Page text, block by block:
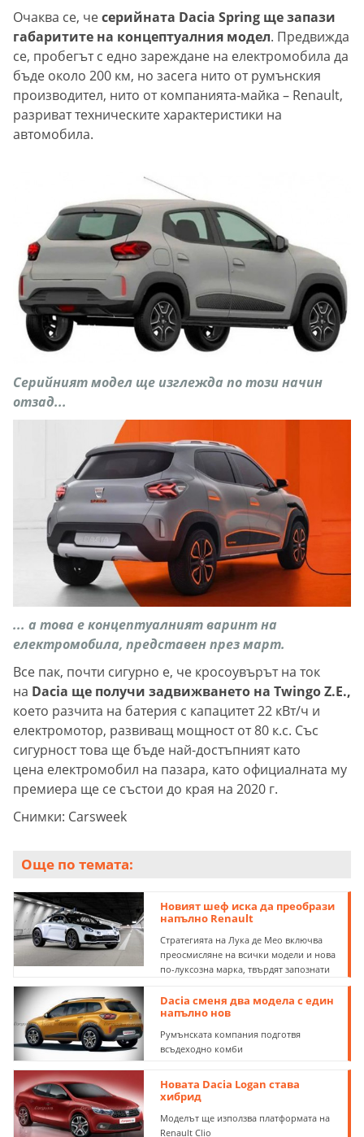
Очаква се, чесерийната Dacia Spring ще запази
габаритите на концептуалния модел. Предвижда
се, пробегът с едно зареждане на електромобила да
бъде около 200 км, но засега нито от румънския
производител, нито от компанията-майка – Renault,
разриват техническите характеристики на
автомобила.
Серийният модел ще изглежда по този начин
отзад...
... а това е концептуалният варинт на
електромобила, представен през март.
Все пак, почти сигурно е, че кросоувърът на ток
на Dacia ще получи задвижването на Twingo Z.E.,
което разчита на батерия с капацитет 22 кВт/ч и
електромотор, развиващ мощност от 80 к.с. Със
сигурност това ще бъде най-достъпният като
цена електромобил на пазара, като официалната му
премиера ще се състои до края на 2020 г.
Снимки: Carsweek
Още по темата:
Новият шеф иска да преобрази
напълно Renault
Стратегията на Лука де Мео включва
преосмисляне на всички модели и нова
по-луксозна марка, твърдят запознати
Dacia сменя два модела с един
напълно нов
Румънската компания подготвя
всъдеходно комби
Новата Dacia Logan става
хибрид
Моделът ще използва платформата на
Renault Clio